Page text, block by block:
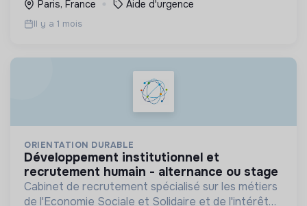
Paris, France Aide d'urgence
Il y a 1 mois
ORIENTATION DURABLE
développement institutionnel et
recrutement humain - alternance ou stage
Cabinet de recrutement spécialisé sur les métiers
de l'Economie Sociale et Solidaire et de l'intérêt